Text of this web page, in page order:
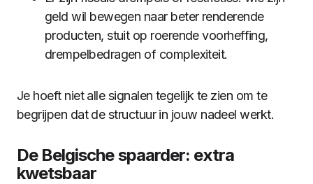
geld wil bewegen naar beter renderende
producten, stuit op roerende voorheffing,
drempelbedragen of complexiteit.
Je hoeft niet alle signalen tegelijk te zien om te
begrijpen dat de structuur in jouw nadeel werkt.
De Belgische spaarder: extra
kwetsbaar